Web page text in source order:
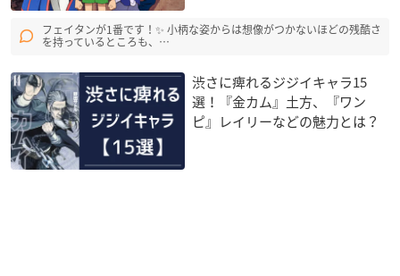
フェイタンが1番です！✨ 小柄な姿からは想像がつかないほどの残酷さ
を持っているところも、…
渋さに痺れるジジイキャラ15
選！『金カム』土方、『ワン
ピ』レイリーなどの魅力とは？